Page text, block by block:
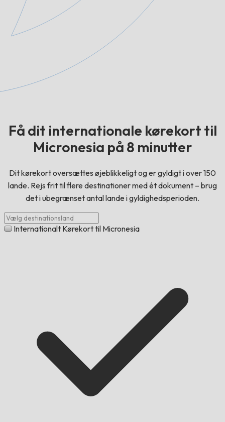
Få dit internationale kørekort til
Micronesia på 8 minutter
Dit kørekort oversættes øjeblikkeligt og er gyldigt i over 150
lande. Rejs frit til flere destinationer med ét dokument – brug
det i ubegrænset antal lande i gyldighedsperioden.
Internationalt Kørekort til Micronesia